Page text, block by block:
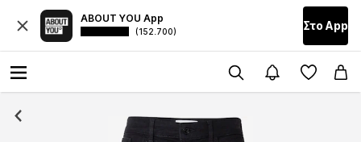
ABOUT YOU App
(152.700) Στο Αpp